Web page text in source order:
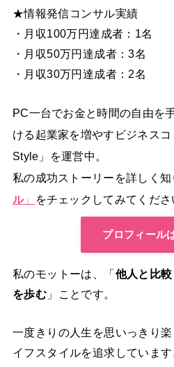
★情報発信コンサル実績
・月収100万円達成者：1名
・月収50万円達成者：3名
・月収30万円達成者：2名
PC一台でお金と時間の自由を
ける起業家を増やすビジネス
Style」を運営中。
私の成功ストーリーを詳しく知
ル」 をチェックしてみてくださ
プロフィール
私のモットーは、「他人と比
を歩む 」ことです。
一度きりの人生を思いっきり
イフスタイルを追求しています